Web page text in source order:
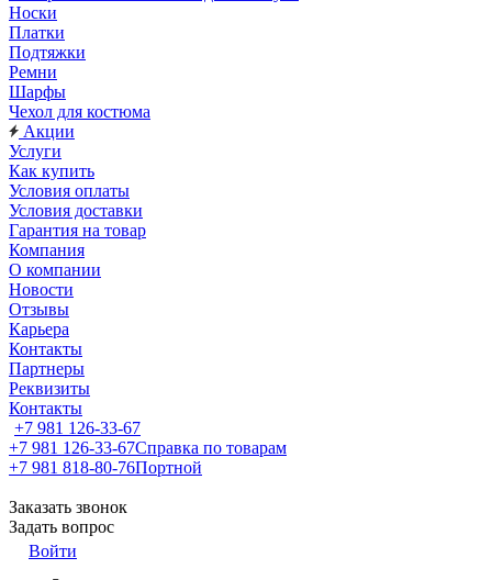
Носки
Платки
Подтяжки
Ремни
Шарфы
Чехол для костюма
Акции
Услуги
Как купить
Условия оплаты
Условия доставки
Гарантия на товар
Компания
О компании
Новости
Отзывы
Карьера
Контакты
Партнеры
Реквизиты
Контакты
+7 981 126-33-67
+7 981 126-33-67Справка по товарам
+7 981 818-80-76Портной
Заказать звонок
Задать вопрос
Войти